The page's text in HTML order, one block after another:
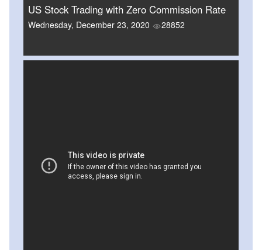
US Stock Trading with Zero Commission Rate
Wednesday, December 23, 2020 28852